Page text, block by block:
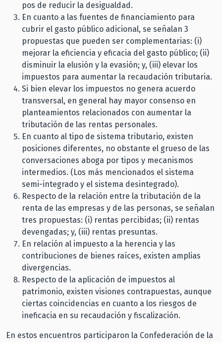
pos de reducir la desigualdad.
En cuanto a las fuentes de financiamiento para
cubrir el gasto público adicional, se señalan 3
propuestas que pueden ser complementarias: (i)
mejorar la eficiencia y eficacia del gasto público; (ii)
disminuir la elusión y la evasión; y, (iii) elevar los
impuestos para aumentar la recaudación tributaria.
Si bien elevar los impuestos no genera acuerdo
transversal, en general hay mayor consenso en
planteamientos relacionados con aumentar la
tributación de las rentas personales.
En cuanto al tipo de sistema tributario, existen
posiciones diferentes, no obstante el grueso de las
conversaciones aboga por tipos y mecanismos
intermedios. (Los más mencionados el sistema
semi-integrado y el sistema desintegrado).
Respecto de la relación entre la tributación de la
renta de las empresas y de las personas, se señalan
tres propuestas: (i) rentas percibidas; (ii) rentas
devengadas; y, (iii) rentas presuntas.
En relación al impuesto a la herencia y las
contribuciones de bienes raíces, existen amplias
divergencias.
Respecto de la aplicación de impuestos al
patrimonio, existen visiones contrapuestas, aunque
ciertas coincidencias en cuanto a los riesgos de
ineficacia en su recaudación y fiscalización.
En estos encuentros participaron la Confederación de la